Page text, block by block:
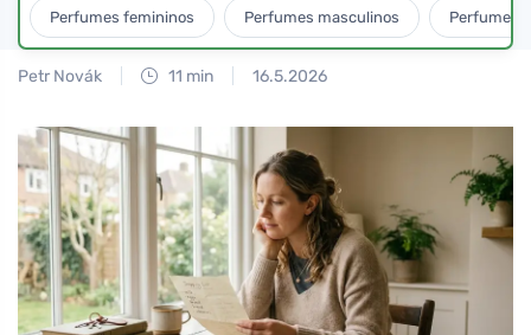
Perfumes femininos Perfumes masculinos Perfumes
Petr Novák 11 min 16.5.2026